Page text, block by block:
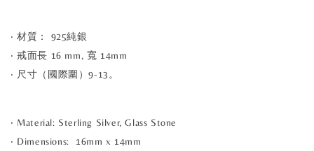
‧ 材質： 925純銀
‧ 戒面長 16 mm, 寬 14mm
‧ 尺寸（國際圍）9-13。
‧ Material: Sterling Silver, Glass Stone
‧ Dimensions: 16mm x 14mm